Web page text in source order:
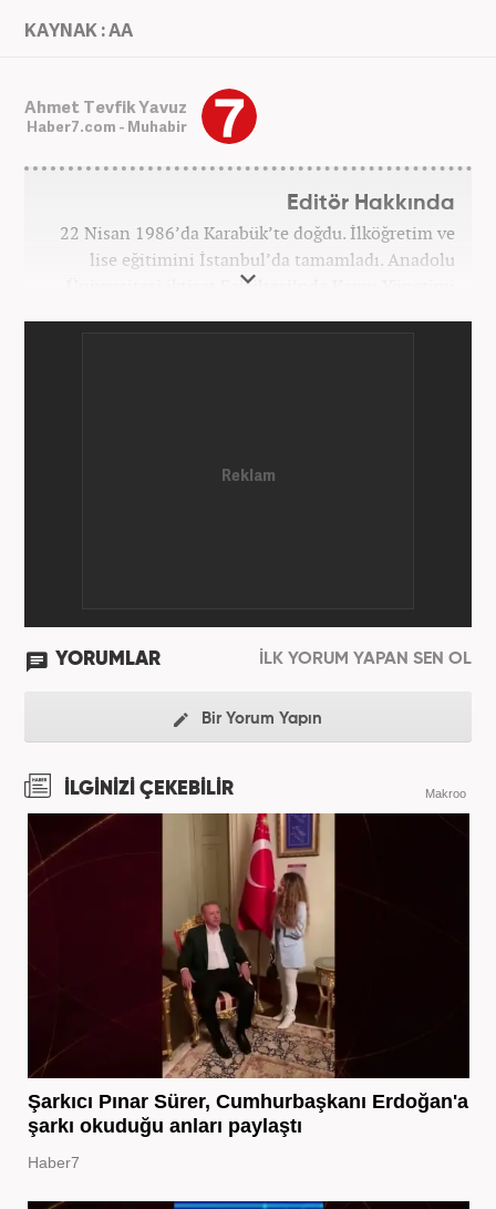
KAYNAK : AA
Ahmet Tevfik Yavuz
Haber7.com - Muhabir
Editör Hakkında
22 Nisan 1986’da Karabük’te doğdu. İlköğretim ve
lise eğitimini İstanbul’da tamamladı. Anadolu
Üniversitesi iktisat Fakültesi’nde Kamu Yönetimi
YORUMLAR İLK YORUM YAPAN SEN OL
Bir Yorum Yapın
İLGİNİZİ ÇEKEBİLİR Makroo
Şarkıcı Pınar Sürer, Cumhurbaşkanı Erdoğan'a
şarkı okuduğu anları paylaştı
Haber7